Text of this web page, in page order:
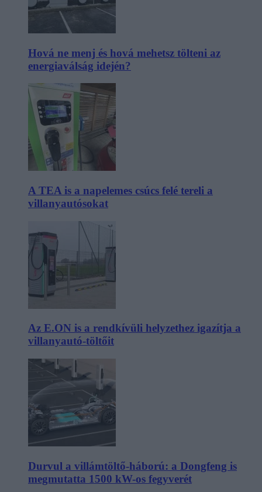
Hová ne menj és hová mehetsz tölteni az
energiaválság idején?
A TEA is a napelemes csúcs felé tereli a
villanyautósokat
Az E.ON is a rendkívüli helyzethez igazítja a
villanyautó-töltőit
Durvul a villámtöltő-háború: a Dongfeng is
megmutatta 1500 kW-os fegyverét